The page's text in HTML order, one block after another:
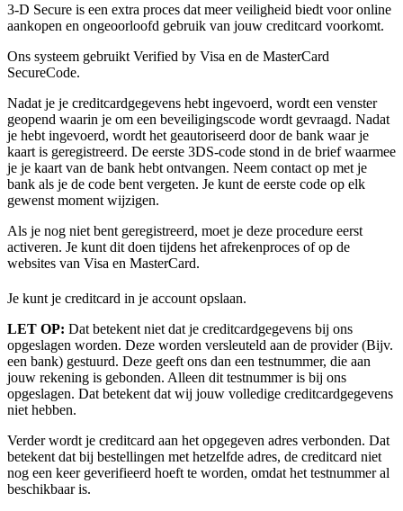
3-D Secure is een extra proces dat meer veiligheid biedt voor online
aankopen en ongeoorloofd gebruik van jouw creditcard voorkomt.
Ons systeem gebruikt Verified by Visa en de MasterCard
SecureCode.
Nadat je je creditcardgegevens hebt ingevoerd, wordt een venster
geopend waarin je om een beveiligingscode wordt gevraagd. Nadat
je hebt ingevoerd, wordt het geautoriseerd door de bank waar je
kaart is geregistreerd. De eerste 3DS-code stond in de brief waarmee
je je kaart van de bank hebt ontvangen. Neem contact op met je
bank als je de code bent vergeten. Je kunt de eerste code op elk
gewenst moment wijzigen.
Als je nog niet bent geregistreerd, moet je deze procedure eerst
activeren. Je kunt dit doen tijdens het afrekenproces of op de
websites van Visa en MasterCard.
Je kunt je creditcard in je account opslaan.
LET OP: Dat betekent niet dat je creditcardgegevens bij ons
opgeslagen worden. Deze worden versleuteld aan de provider (Bijv.
een bank) gestuurd. Deze geeft ons dan een testnummer, die aan
jouw rekening is gebonden. Alleen dit testnummer is bij ons
opgeslagen. Dat betekent dat wij jouw volledige creditcardgegevens
niet hebben.
Verder wordt je creditcard aan het opgegeven adres verbonden. Dat
betekent dat bij bestellingen met hetzelfde adres, de creditcard niet
nog een keer geverifieerd hoeft te worden, omdat het testnummer al
beschikbaar is.